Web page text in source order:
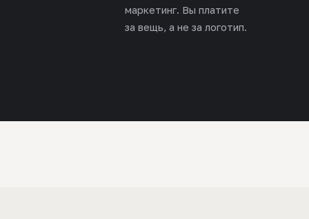
маркетинг. Вы платите
за вещь, а не за логотип.